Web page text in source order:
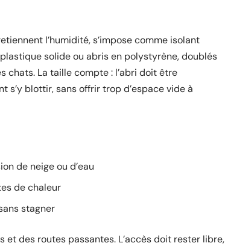
l’humidité, s’impose comme isolant
solide ou abris en polystyrène, doublés
chats. La taille compte : l’abri doit être
blottir, sans offrir trop d’espace vide à
de neige ou d’eau
de chaleur
stagner
des routes passantes. L’accès doit rester libre,